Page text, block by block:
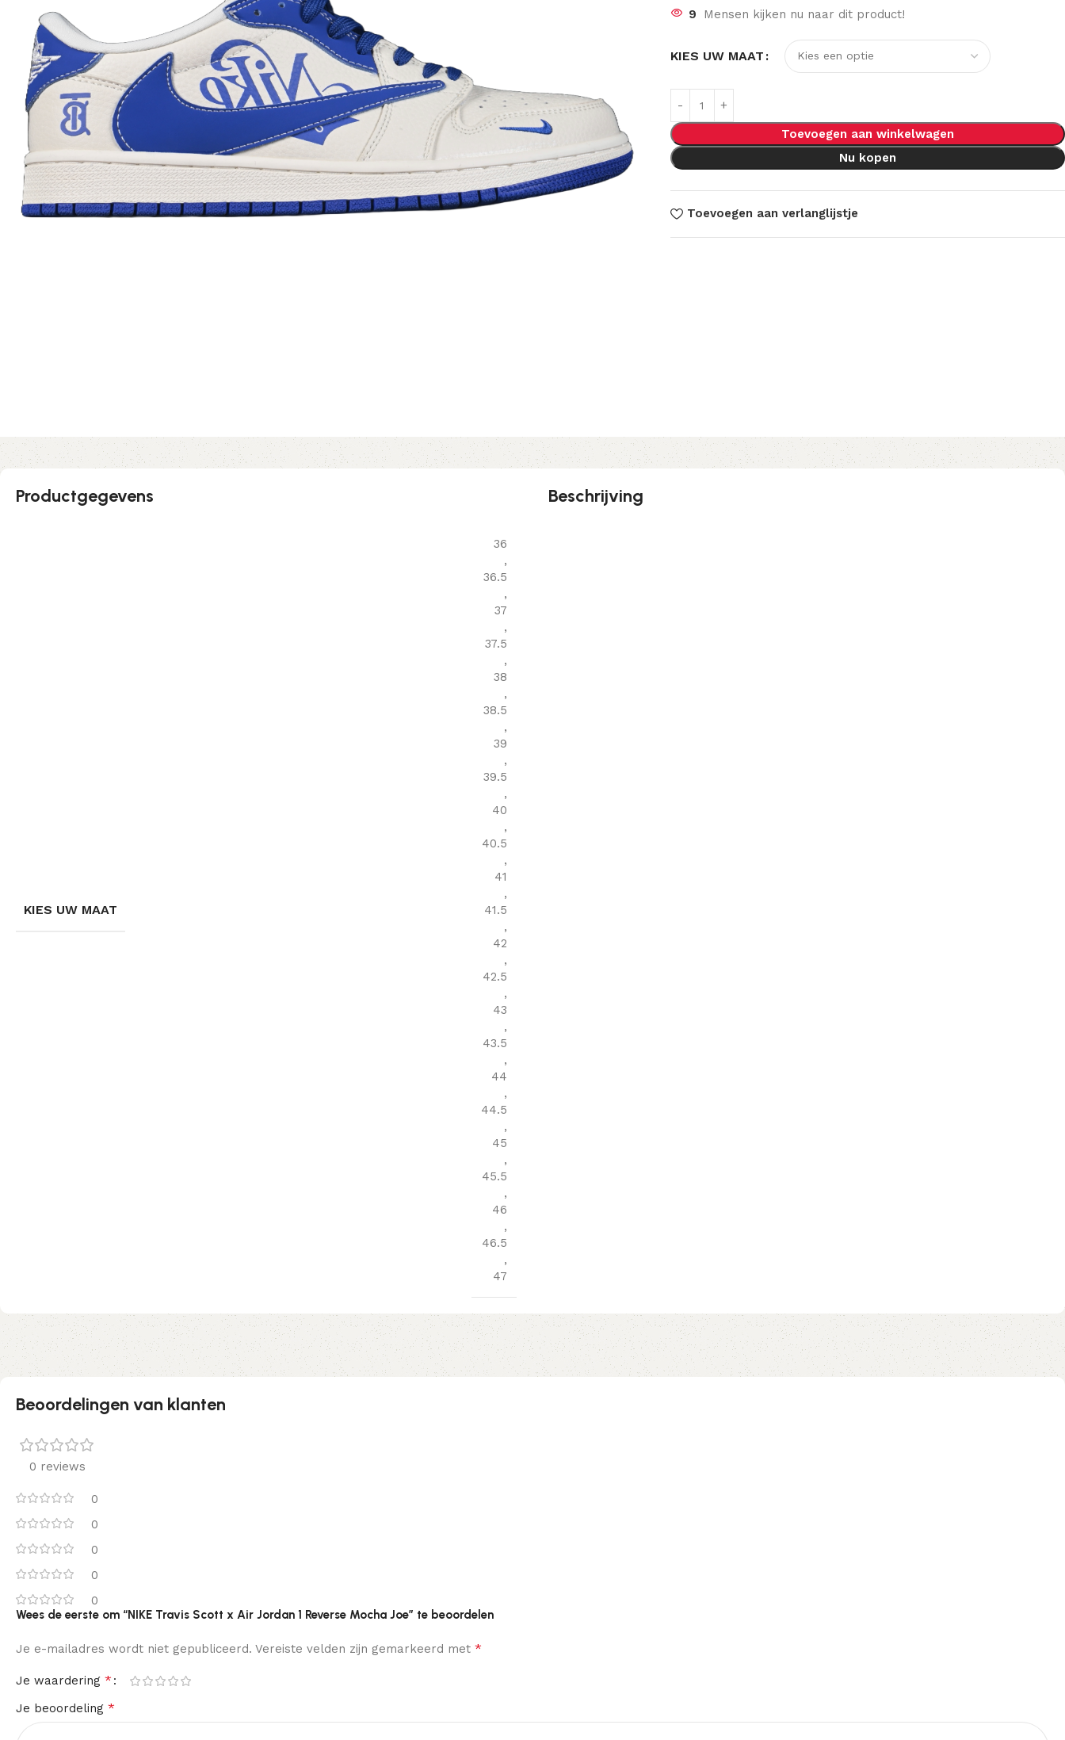
9 Mensen kijken nu naar dit product!
KIES UW MAAT
Toevoegen aan winkelwagen
Nu kopen
Toevoegen aan verlanglijstje
Productgegevens
KIES UW MAAT
36
,
36.5
,
37
,
37.5
,
38
,
38.5
,
39
,
39.5
,
40
,
40.5
,
41
,
41.5
,
42
,
42.5
,
43
,
43.5
,
44
,
44.5
,
45
,
45.5
,
46
,
46.5
,
47
Beschrijving
Beoordelingen van klanten
0 reviews
0
0
0
0
0
Wees de eerste om “NIKE Travis Scott x Air Jordan 1 Reverse Mocha Joe” te beoordelen
Je e-mailadres wordt niet gepubliceerd. Vereiste velden zijn gemarkeerd met *
Je waardering *
Je beoordeling *